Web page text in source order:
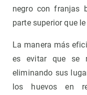
negro con franjas
parte superior que
La manera más
es evitar que se
eliminando sus
los huevos en